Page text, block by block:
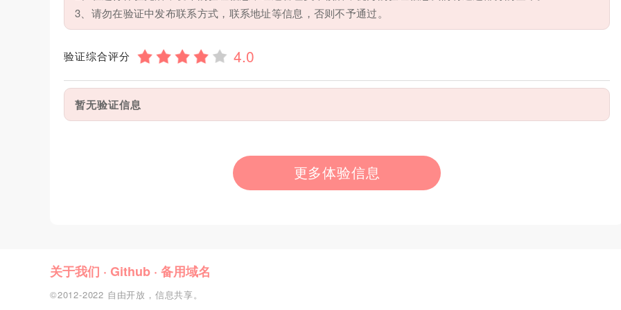
3、请勿在验证中发布联系方式，联系地址等信息，否则不予通过。
验证综合评分
暂无验证信息
更多体验信息
关于我们 · Github · 备用域名
©2012-2022 自由开放，信息共享。